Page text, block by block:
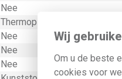
Wij
Om u de beste
cookies voor
Nee
Thermoplast
Nee
Nee
Nee